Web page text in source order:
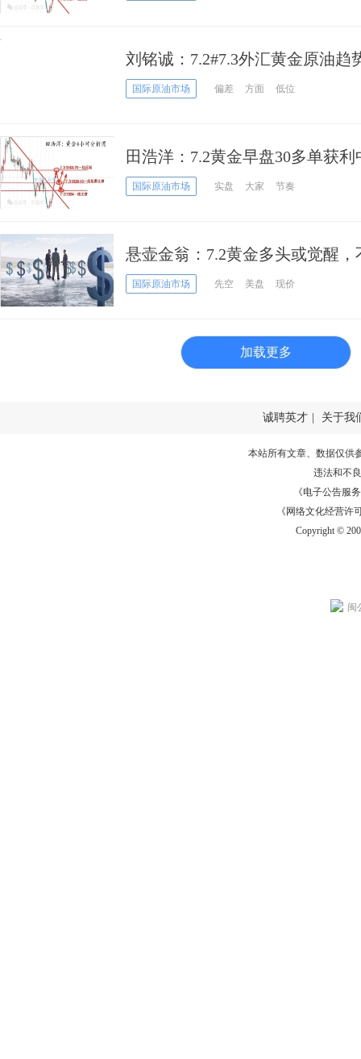
刘铭诚：7.2#7.3外汇黄金原油趋
局解套
国际原油市场 偏差 方面 低位
田浩洋：7.2黄金早盘30多单获利
国际原油市场 实盘 大家 节奏
悬壶金翁：7.2黄金多头或觉醒，
国际原油市场 先空 美盘 现价
加载更多
诚聘英才 关于我
本站所有文章、数据仅供
违法和不
《电子公告服务
《网络文化经营许
Copyright ©
闽